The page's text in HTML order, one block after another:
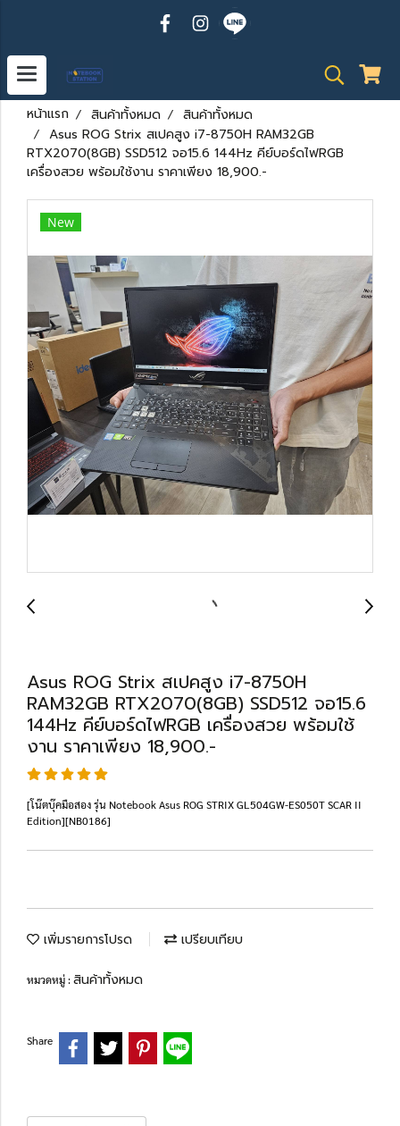
หน้าแรก สินค้าทั้งหมด
สินค้าทั้งหมด
Asus ROG Strix สเปคสูง i7-8750H RAM32GB
RTX2070(8GB) SSD512 จอ15.6 144Hz คีย์บอร์ดไฟRGB
เครื่องสวย พร้อมใช้งาน ราคาเพียง 18,900.-
New
Asus ROG Strix สเปคสูง i7-8750H
RAM32GB RTX2070(8GB) SSD512 จอ15.6
144Hz คีย์บอร์ดไฟRGB เครื่องสวย พร้อมใช้
งาน ราคาเพียง 18,900.-
[โน๊ตบุ๊คมือสอง รุ่น Notebook Asus ROG STRIX GL504GW-ES050T SCAR II
Edition][NB0186]
เพิ่มรายการโปรด เปรียบเทียบ
หมวดหมู่ :สินค้าทั้งหมด
Share